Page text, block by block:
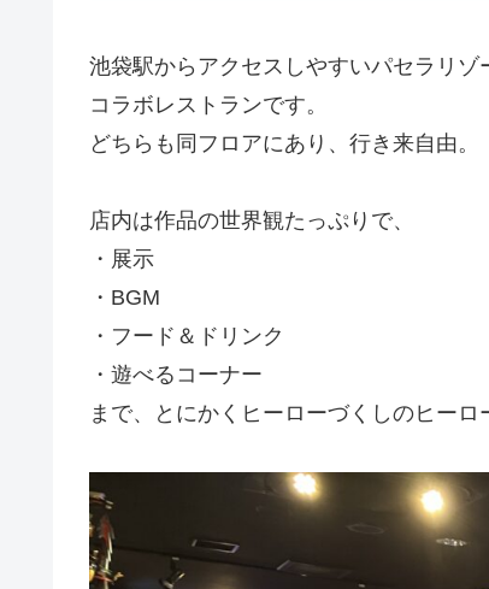
池袋駅からアクセスしやすいパセラリ
コラボレストランです。
どちらも同フロアにあり、行き来自由。
店内は作品の世界観たっぷりで、
・展示
・BGM
・フード＆ドリンク
・遊べるコーナー
まで、とにかくヒーローづくしのヒーロ